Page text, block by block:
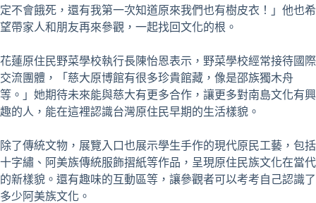
定不會餓死，還有我第一次知道原來我們也有樹皮衣！」他也希
望帶家人和朋友再來參觀，一起找回文化的根。
花蓮原住民野菜學校執行長陳怡恩表示，野菜學校經常接待國際
交流團體，「慈大原博館有很多珍貴館藏，像是邵族獨木舟
等。」她期待未來能與慈大有更多合作，讓更多對南島文化有興
趣的人，能在這裡認識台灣原住民早期的生活樣貌。
除了傳統文物，展覽入口也展示學生手作的現代原民工藝，包括
十字繡、阿美族傳統服飾摺紙等作品，呈現原住民族文化在當代
的新樣貌。還有趣味的互動區等，讓參觀者可以考考自己認識了
多少阿美族文化。